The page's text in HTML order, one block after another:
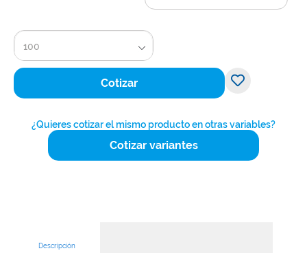
100
Cotizar
¿Quieres cotizar el mismo producto en otras variables?
Cotizar variantes
Descripción